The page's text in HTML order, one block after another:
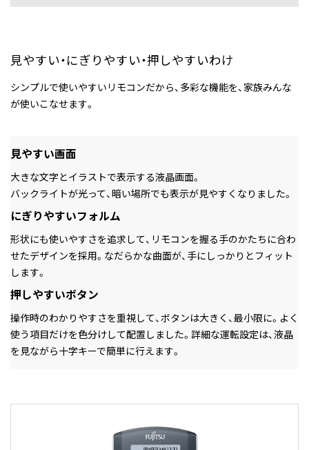
見やすい・にぎりやすい・押しやすいわけ
シンプルで使いやすいリモコンだから、多彩な機能を、家族みんな
が使いこなせます。
見やすい画面
大きな文字とイラストで表示する液晶画面。
バックライトが光って、暗い場所でも表示が見やすくなりました。
にぎりやすいフォルム
形状にも使いやすさを追求して、リモコンを握る手のかたちに合わ
せたデザインを採用。なだらかな曲面が、手にしっかりとフィット
します。
押しやすいボタン
操作時のわかりやすさを重視して、ボタンは大きく、最小限に。よく
使う項目だけを色分けして配置しました。詳細な運転設定は、液晶
を見ながら十字キーで簡単に行えます。